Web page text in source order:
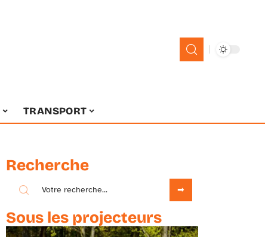
TRANSPORT
Recherche
Sous les projecteurs